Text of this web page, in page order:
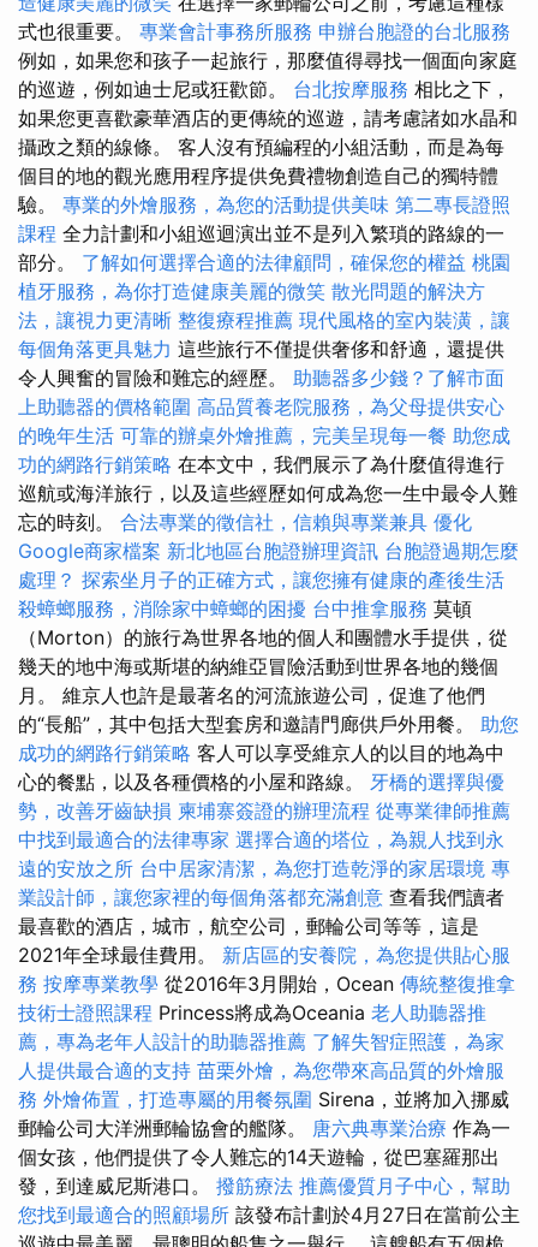
式也很重要。 專業會計事務所服務 申辦台胞證的台北服務
例如，如果您和孩子一起旅行，那麼值得尋找一個面向家庭
的巡遊，例如迪士尼或狂歡節。 台北按摩服務 相比之下，
如果您更喜歡豪華酒店的更傳統的巡遊，請考慮諸如水晶和
攝政之類的線條。 客人沒有預編程的小組活動，而是為每
個目的地的觀光應用程序提供免費禮物創造自己的獨特體
驗。 專業的外燴服務，為您的活動提供美味 第二專長證照
課程 全力計劃和小組巡迴演出並不是列入繁瑣的路線的一
部分。 了解如何選擇合適的法律顧問，確保您的權益 桃園
植牙服務，為你打造健康美麗的微笑 散光問題的解決方
法，讓視力更清晰 整復療程推薦 現代風格的室內裝潢，讓
每個角落更具魅力 這些旅行不僅提供奢侈和舒適，還提供
令人興奮的冒險和難忘的經歷。 助聽器多少錢？了解市面
上助聽器的價格範圍 高品質養老院服務，為父母提供安心
的晚年生活 可靠的辦桌外燴推薦，完美呈現每一餐 助您成
功的網路行銷策略 在本文中，我們展示了為什麼值得進行
巡航或海洋旅行，以及這些經歷如何成為您一生中最令人難
忘的時刻。 合法專業的徵信社，信賴與專業兼具 優化
Google商家檔案 新北地區台胞證辦理資訊 台胞證過期怎麼
處理？ 探索坐月子的正確方式，讓您擁有健康的產後生活
殺蟑螂服務，消除家中蟑螂的困擾 台中推拿服務 莫頓
（Morton）的旅行為世界各地的個人和團體水手提供，從
幾天的地中海或斯堪的納維亞冒險活動到世界各地的幾個
月。 維京人也許是最著名的河流旅遊公司，促進了他們
的“長船”，其中包括大型套房和邀請門廊供戶外用餐。 助您
成功的網路行銷策略 客人可以享受維京人的以目的地為中
心的餐點，以及各種價格的小屋和路線。 牙橋的選擇與優
勢，改善牙齒缺損 柬埔寨簽證的辦理流程 從專業律師推薦
中找到最適合的法律專家 選擇合適的塔位，為親人找到永
遠的安放之所 台中居家清潔，為您打造乾淨的家居環境 專
業設計師，讓您家裡的每個角落都充滿創意 查看我們讀者
最喜歡的酒店，城市，航空公司，郵輪公司等等，這是
2021年全球最佳費用。 新店區的安養院，為您提供貼心服
務 按摩專業教學 從2016年3月開始，Ocean 傳統整復推拿
技術士證照課程 Princess將成為Oceania 老人助聽器推
薦，專為老年人設計的助聽器推薦 了解失智症照護，為家
人提供最合適的支持 苗栗外燴，為您帶來高品質的外燴服
務 外燴佈置，打造專屬的用餐氛圍 Sirena，並將加入挪威
郵輪公司大洋洲郵輪協會的艦隊。 唐六典專業治療 作為一
個女孩，他們提供了令人難忘的14天遊輪，從巴塞羅那出
發，到達威尼斯港口。 撥筋療法 推薦優質月子中心，幫助
您找到最適合的照顧場所 該發布計劃於4月27日在當前公主